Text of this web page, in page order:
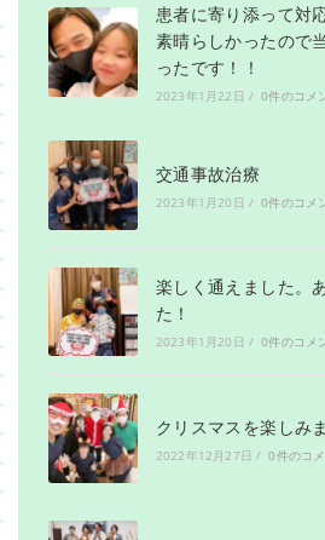
患者に寄り添って対
素晴らしかったので
ったです！！
2023年1月22日 / 0件のコメ
交通事故治療
2023年1月20日 / 0件のコメ
楽しく通えました。
た！
2023年1月20日 / 0件のコメ
クリスマスを楽しみ
2022年12月27日 / 0件のコ